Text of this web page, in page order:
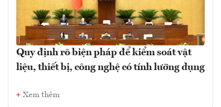
Quy định rõ biện pháp để kiểm soát vật
liệu, thiết bị, công nghệ có tính lưỡng dụng
Xem thêm